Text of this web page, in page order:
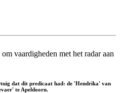
vaardigheden met het radar aan
dat dit predicaat had: de 'Hendrika' van
te Apeldoorn.